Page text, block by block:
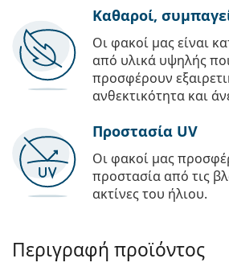
Καθαροί,
Οι φακοί μας είναι
από υλικά υψηλής
προσφέρουν
ανθεκτικότητα και
Προστασία UV
Οι φακοί μας
προστασία από τις
ακτίνες του ήλιου.
Περιγραφή προϊόντος